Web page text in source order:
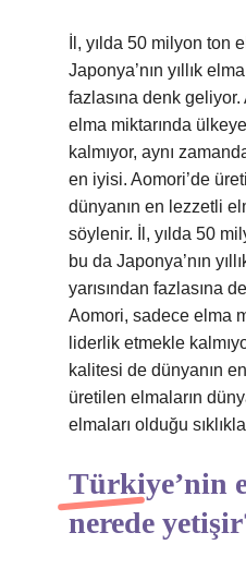
İl, yılda 50 milyon ton
Japonya’nın yıllık
fazlasına denk
elma miktarında
kalmıyor, aynı
en iyisi. Aomori’de
dünyanın en lezzetli
söylenir. İl, yılda 50
bu da Japonya’nın
yarısından fazlasına
Aomori, sadece elma
liderlik etmekle
kalitesi de dünyanın
üretilen elmaların
elmaları olduğu
Türkiye’nin
nerede